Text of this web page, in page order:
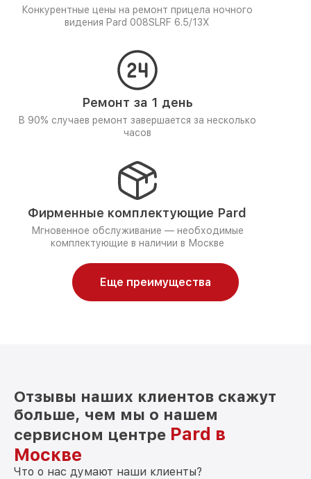
Конкурентные цены на ремонт прицела ночного
видения Pard 008SLRF 6.5/13X
Ремонт за 1 день
В 90% случаев ремонт завершается за несколько
часов
Фирменные комплектующие Pard
Мгновенное обслуживание — необходимые
комплектующие в наличии в Москве
Еще преимущества
Отзывы наших клиентов скажут
больше, чем мы о нашем
сервисном центре Pard в
Москве
Что о нас думают наши клиенты?